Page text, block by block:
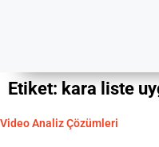
Etiket: kara liste
Video Analiz Çözümleri